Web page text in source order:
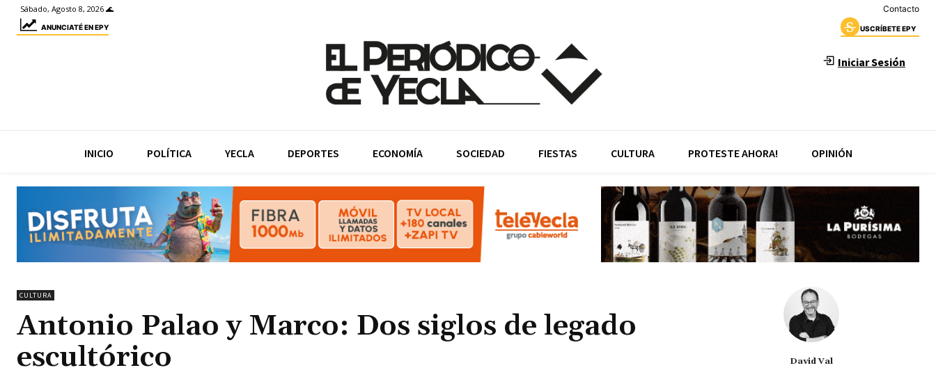
Sábado, Agosto 8, 2026 🌊 Contacto
ANUNCIATÉ EN EPY USCRÍBETE EPY
Iniciar Sesión
INICIO POLÍTICA YECLA DEPORTES ECONOMÍA SOCIEDAD FIESTAS CULTURA PROTESTE AHORA! OPINIÓN
CULTURA
Antonio Palao y Marco: Dos siglos de legado
escultórico
David Val